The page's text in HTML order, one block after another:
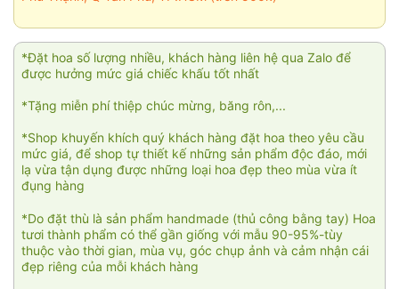
*Đặt hoa số lượng nhiều, khách hàng liên hệ qua Zalo để
được hưởng mức giá chiếc khấu tốt nhất
*Tặng miễn phí thiệp chúc mừng, băng rôn,...
*Shop khuyến khích quý khách hàng đặt hoa theo yêu cầu
mức giá, để shop tự thiết kế những sản phẩm độc đáo, mới
lạ vừa tận dụng được những loại hoa đẹp theo mùa vừa ít
đụng hàng
*Do đặt thù là sản phẩm handmade (thủ công bằng tay) Hoa
tươi thành phẩm có thể gần giống với mẫu 90-95%-tùy
thuộc vào thời gian, mùa vụ, góc chụp ảnh và cảm nhận cái
đẹp riêng của mỗi khách hàng